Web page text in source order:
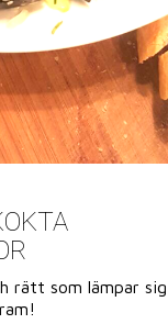
rätt som lämpar